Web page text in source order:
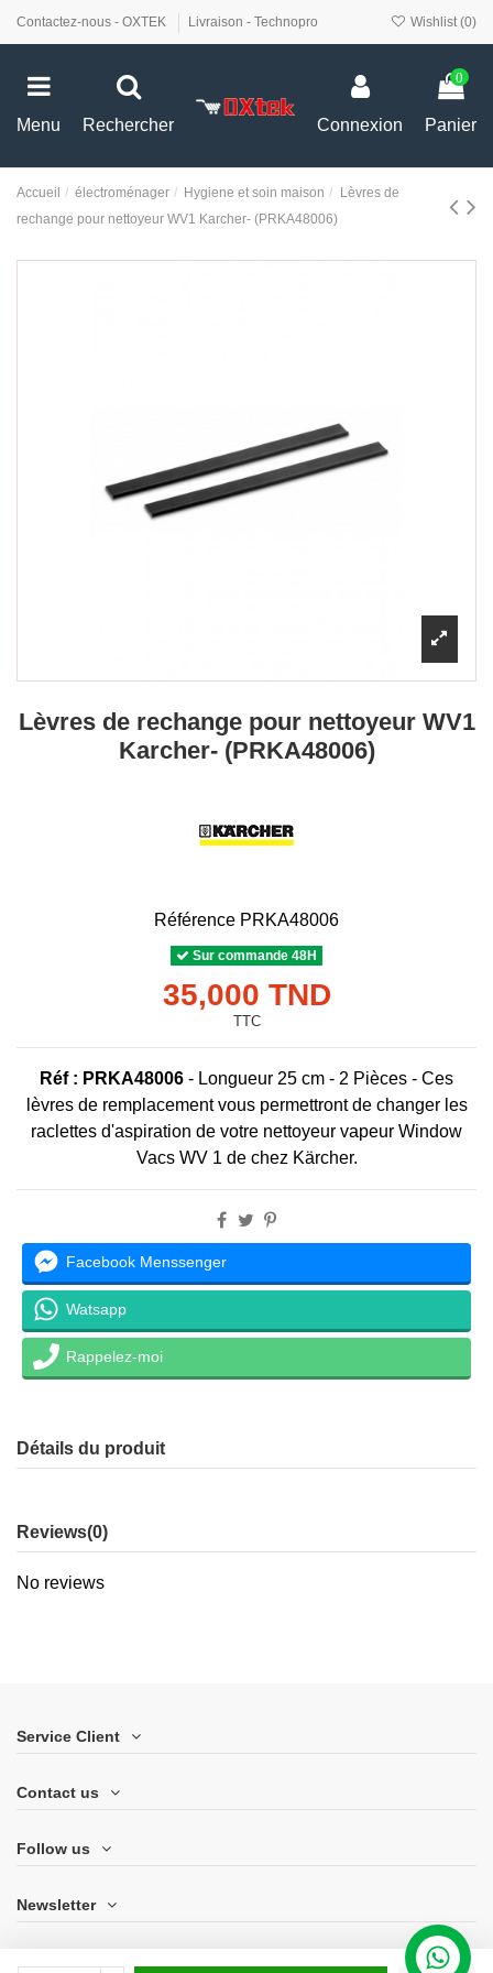
Contactez-nous - OXTEK Livraison - Technopro Wishlist (0)
Menu Rechercher Connexion
0
Panier
Accueil électroménager Hygiene et soin maison
Lèvres de
rechange pour nettoyeur WV1 Karcher- (PRKA48006)
Lèvres de rechange pour nettoyeur WV1
Karcher- (PRKA48006)
Référence PRKA48006
Sur commande 48H
35,000 TND
TTC
Réf : PRKA48006 - Longueur 25 cm - 2 Pièces - Ces
lèvres de remplacement vous permettront de changer les
raclettes d'aspiration de votre nettoyeur vapeur Window
Vacs WV 1 de chez Kärcher.
Facebook Menssenger
Watsapp
Rappelez-moi
Détails du produit
Reviews(0)
No reviews
Service Client
Contact us
Follow us
Newsletter